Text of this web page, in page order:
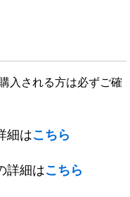
入される方は必ずご確
細はこちら
詳細はこちら